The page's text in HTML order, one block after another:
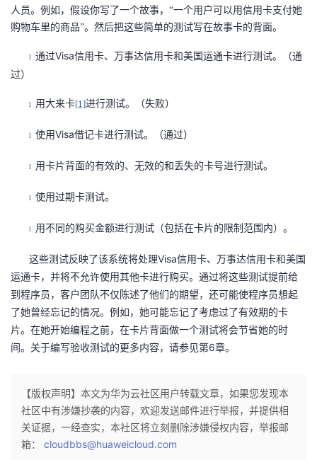
客
论
坛
的
圈
子
我
的
直
我
的
我
注
开
发
者
堂
我
的
Programs
我
的
支
我
的
我
人员。例如，假设你写了一个故事，“一个用户可以用信用卡支付她
购物车里的商品”。然后把这些简单的测试写在故事卡的背面。
l 通过Visa信用卡、万事达信用卡和美国运通卡进行测试。（通
过）
l 用大来卡[1]进行测试。（失败）
l 使用Visa借记卡进行测试。（通过）
l 用卡片背面的有效的、无效的和丢失的卡号进行测试。
l 使用过期卡测试。
l 用不同的购买金额进行测试（包括在卡片的限制范围内）。
这些测试反映了该系统将处理Visa信用卡、万事达信用卡和美国
运通卡，并将不允许使用其他卡进行购买。通过将这些测试提前给
到程序员，客户团队不仅陈述了他们的期望，还可能使程序员想起
了她曾经忘记的情况。例如，她可能忘记了考虑过了有效期的卡
片。在她开始编程之前，在卡片背面做一个测试将会节省她的时
间。关于编写验收测试的更多内容，请参见第6章。
【版权声明】本文为华为云社区用户转载文章，如果您发现本
社区中有涉嫌抄袭的内容，欢迎发送邮件进行举报，并提供相
关证据，一经查实，本社区将立刻删除涉嫌侵权内容，举报邮
箱： cloudbbs@huaweicloud.com